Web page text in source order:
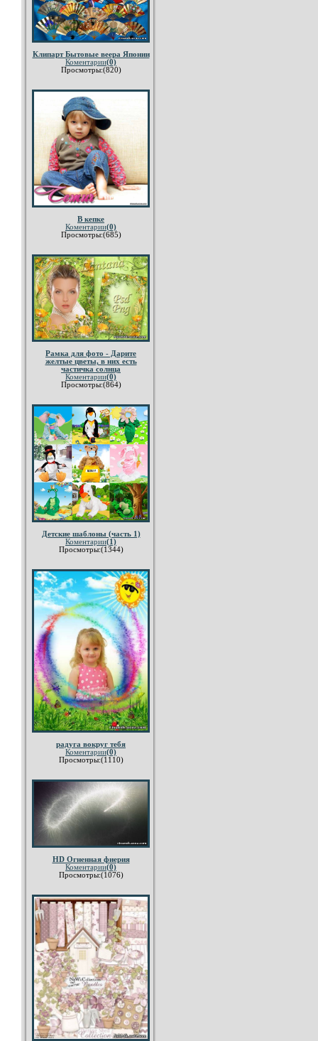
Клипарт Бытовые веера Японии
Коментарии(0)
Просмотры:(820)
В кепке
Коментарии(0)
Просмотры:(685)
Рамка для фото - Дарите
желтые цветы, в них есть
частичка солнца
Коментарии(0)
Просмотры:(864)
Детские шаблоны (часть 1)
Коментарии(1)
Просмотры:(1344)
радуга вокруг тебя
Коментарии(0)
Просмотры:(1110)
HD Огненная фиерия
Коментарии(0)
Просмотры:(1076)